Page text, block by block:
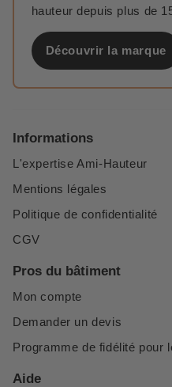
hauteur depuis plus de
Découvrir la marque
Informations
L'expertise Ami-Hauteur
Mentions légales
Politique de confidentialité
CGV
Pros du bâtiment
Mon compte
Demander un devis
Programme de fidélité pour
Aide